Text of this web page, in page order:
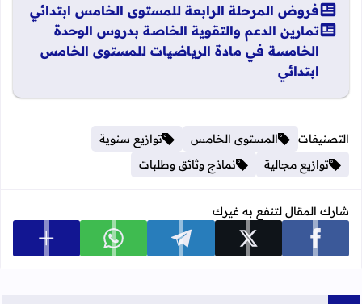
فروض المرحلة الرابعة للمستوى الخامس ابتدائي
تمارين الدعم والتقوية الخاصة بدروس الوحدة
الخامسة في مادة الرياضيات للمستوى الخامس
ابتدائي
التصنيفات المستوى الخامس
توازيع سنوية
توازيع مجالية
نماذج وثائق وطلبات
شارك المقال لتنفع به غيرك
شارك على facebook شارك على x شارك على telegram شارك على whatsapp عرض